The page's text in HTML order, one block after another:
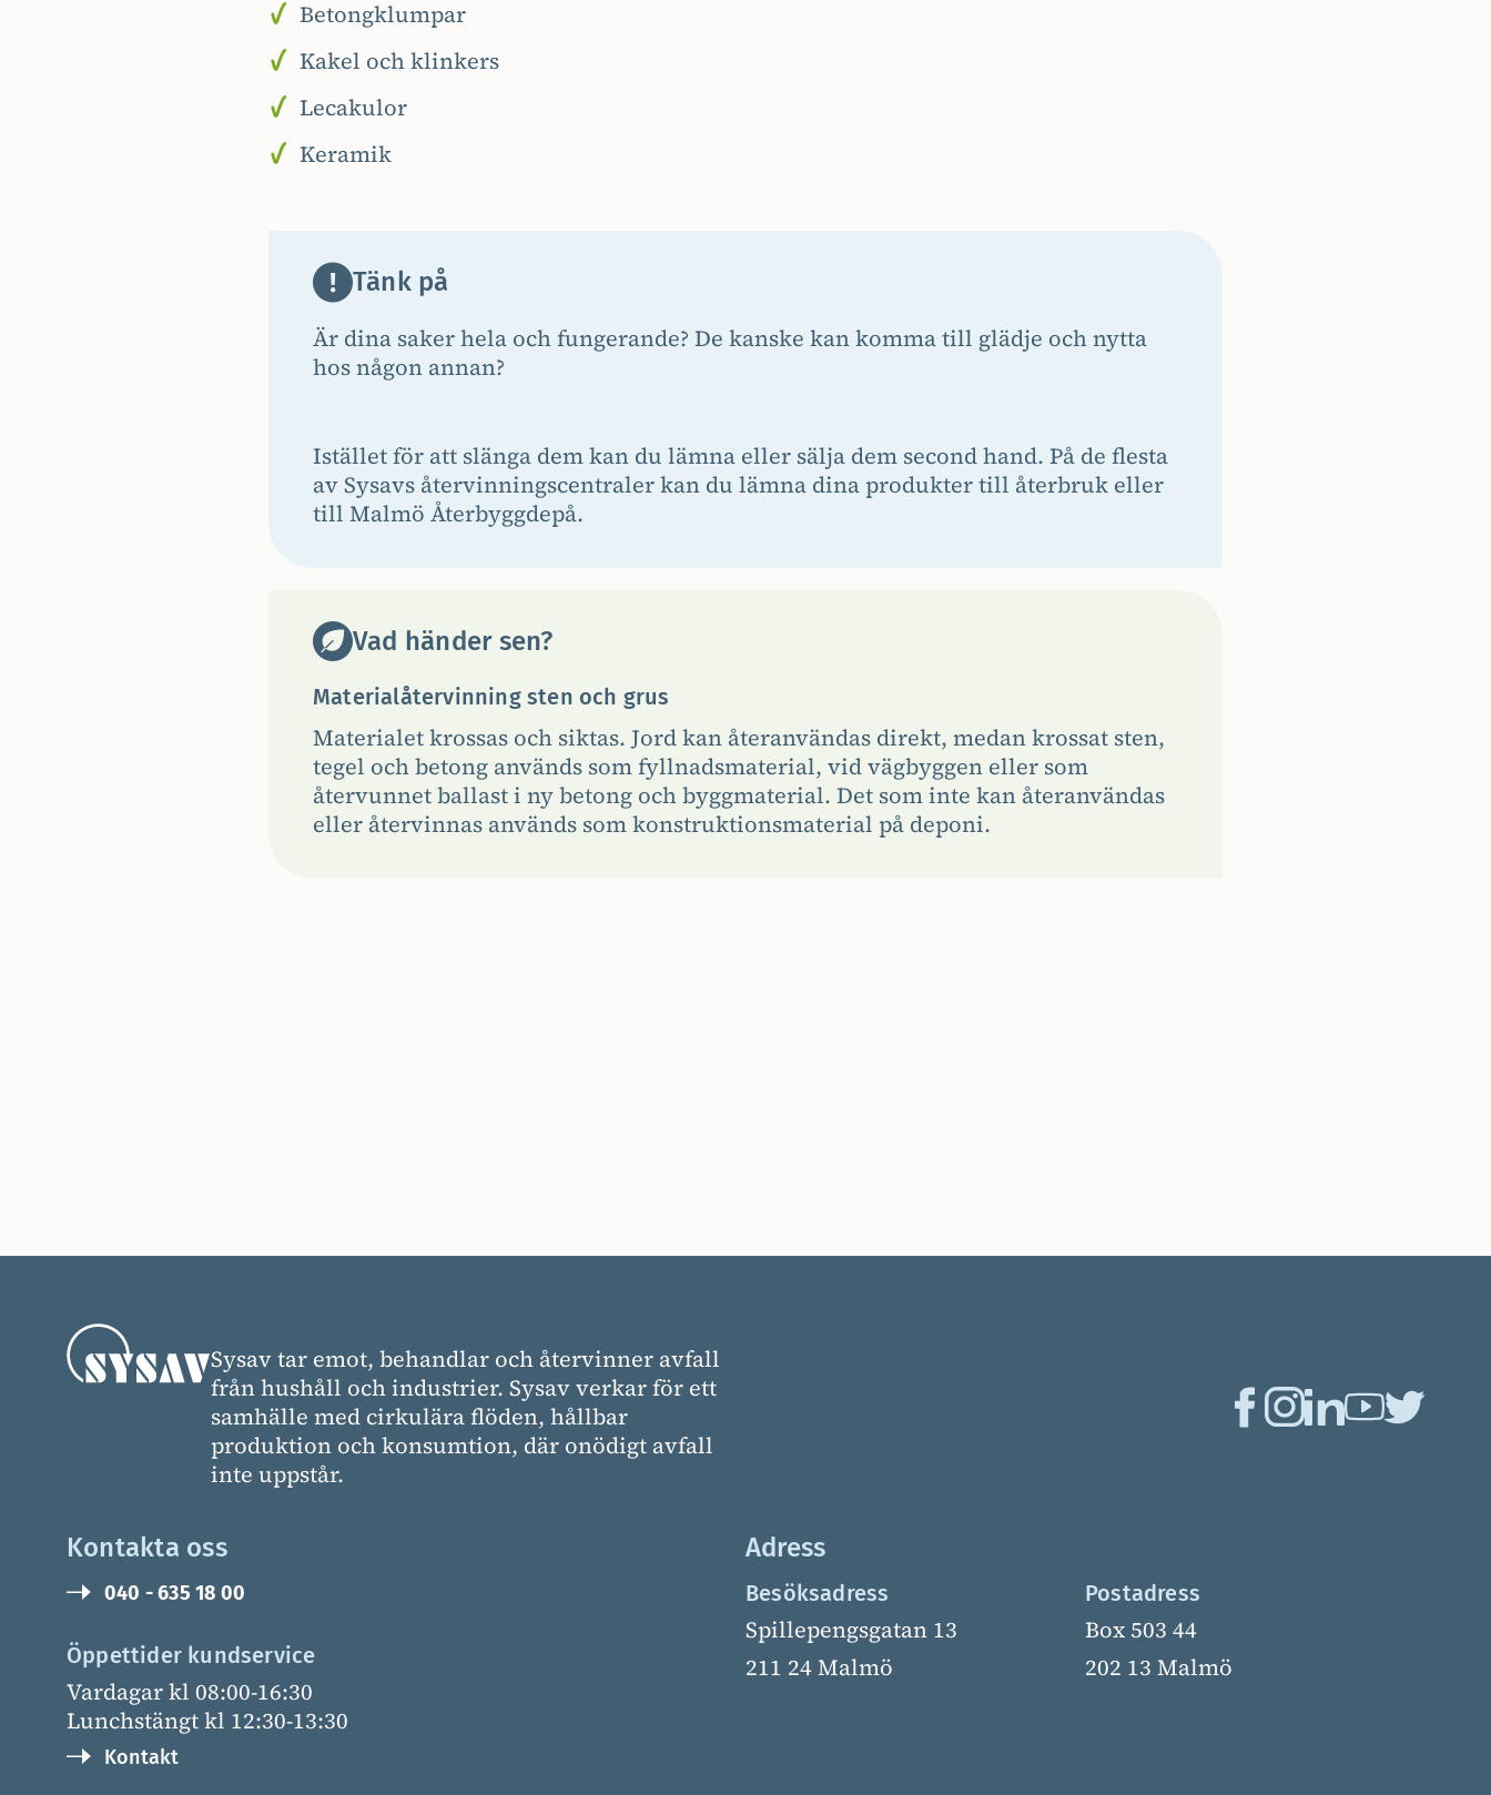
Betongklumpar
Kakel och klinkers
Lecakulor
Keramik
Tänk på
Är dina saker hela och fungerande? De kanske kan komma till glädje och nytta
hos någon annan?
Istället för att slänga dem kan du lämna eller sälja dem second hand. På de flesta
av Sysavs återvinningscentraler kan du lämna dina produkter till återbruk eller
till Malmö Återbyggdepå.
Vad händer sen?
Materialåtervinning sten och grus
Materialet krossas och siktas. Jord kan återanvändas direkt, medan krossat sten,
tegel och betong används som fyllnadsmaterial, vid vägbyggen eller som
återvunnet ballast i ny betong och byggmaterial. Det som inte kan återanvändas
eller återvinnas används som konstruktionsmaterial på deponi.
Sysav tar emot, behandlar och återvinner avfall
från hushåll och industrier. Sysav verkar för ett
samhälle med cirkulära flöden, hållbar
produktion och konsumtion, där onödigt avfall
inte uppstår.
Kontakta oss
040 - 635 18 00
Öppettider kundservice
Vardagar kl 08:00-16:30
Lunchstängt kl 12:30-13:30
Kontakt
Adress
Besöksadress
Spillepengsgatan 13
211 24 Malmö
Postadress
Box 503 44
202 13 Malmö